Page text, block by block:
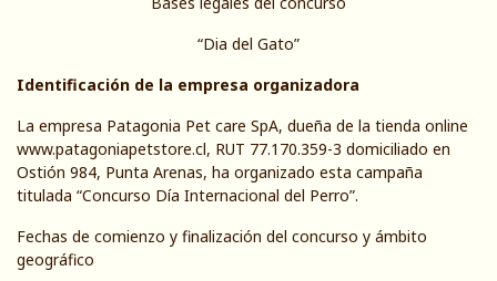
“Dia del Gato”
Identificación de la empresa organizadora
La empresa Patagonia Pet care SpA, dueña de la tienda online
www.patagoniapetstore.cl, RUT 77.170.359-3 domiciliado en
Ostión 984, Punta Arenas, ha organizado esta campaña
titulada “Concurso Día Internacional del Perro”.
Fechas de comienzo y finalización del concurso y ámbito
geográfico